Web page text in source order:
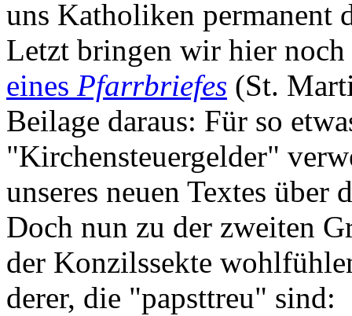
uns Katholiken permanent
Letzt bringen wir hier
eines Pfarrbriefes (St.
Beilage daraus: Für so
"Kirchensteuergelder"
unseres neuen Textes über
Doch nun zu der zweiten
der Konzilssekte
derer, die "papsttreu" sind: